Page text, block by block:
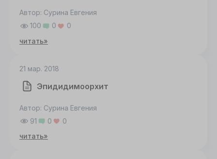
Автор: Сурина Евгения
100
0
0
читать»
21 мар. 2018
Эпидидимоорхит
Автор: Сурина Евгения
91
0
0
читать»